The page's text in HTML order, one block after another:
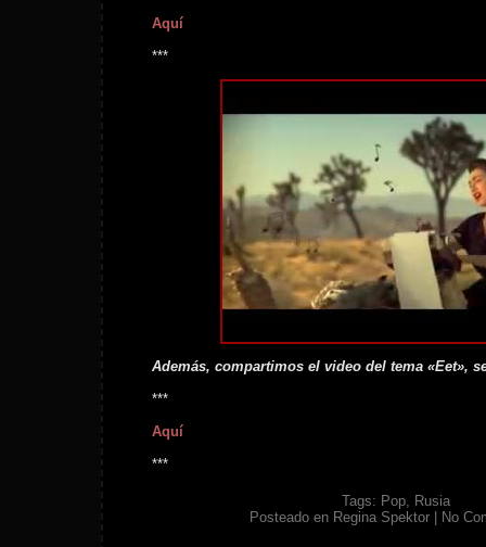
Aquí
***
Además, compartimos el video del tema «Eet»,
***
Aquí
***
Tags: Pop, Rusia
Posteado en Regina Spektor| No